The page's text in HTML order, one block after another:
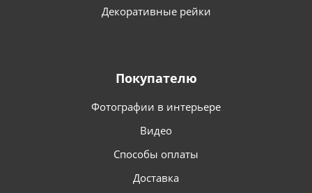
Декоративные рейки
Покупателю
Фотографии в интерьере
Видео
Способы оплаты
Доставка